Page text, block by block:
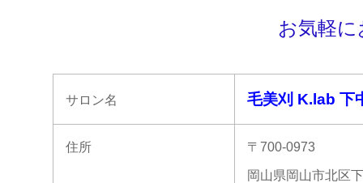
お気軽
サロン名 毛美刈 K.lab 下
住所 〒700-0973
岡山県岡山市北区